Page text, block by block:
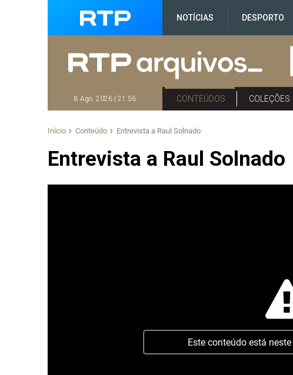
NOTÍCIAS DESPORTO
8 Ago. 2026 | 21:56 CONTEÚDOS COLEÇÕES
Início Conteúdo Entrevista a Raul Solnado
Entrevista a Raul Solnado
Este conteúdo está